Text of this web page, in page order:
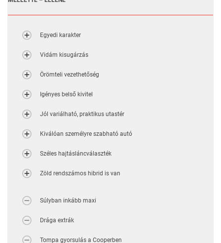
Egyedi karakter
Vidám kisugárzás
Örömteli vezethetőség
Igényes belső kivitel
Jól variálható, praktikus utastér
Kiválóan személyre szabható autó
Széles hajtásláncválaszték
Zöld rendszámos hibrid is van
Súlyban inkább maxi
Drága extrák
Tompa gyorsulás a Cooperben